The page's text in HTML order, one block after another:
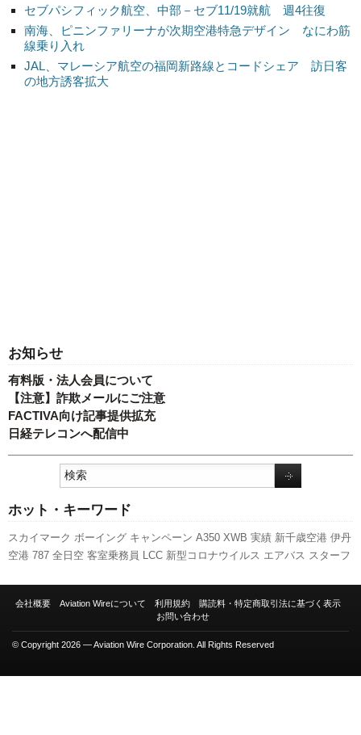
セブパシフィック航空、中部－セブ11/19就航 週4往復
南海、ピニンファリーナが次期空港特急デザイン なにわ筋
線乗り入れ
JAL、マレーシア航空の福岡新路線とコードシェア 訪日客
の地方誘客拡大
お知らせ
有料版・法人会員について
【注意】詐欺メールにご注意
FACTIVA向け記事提供拡充
日経テレコンへ配信中
ホット・キーワード
スカイマーク ボーイング キャンペーン A350 XWB 実績 新千歳空港 伊丹
空港 787 全日空 客室乗務員 LCC 新型コロナウイルス エアバス スターフ
客数 日本航空 発着回数 羽田空港 セントレア 国交省航空局 関西空港 人
会社概要 Aviation Wireについて 利用規約
購読料・特定商取引法に基づく表示
お問い合わせ
© Copyright 2026 — Aviation Wire Corporation. All Rights Reserved